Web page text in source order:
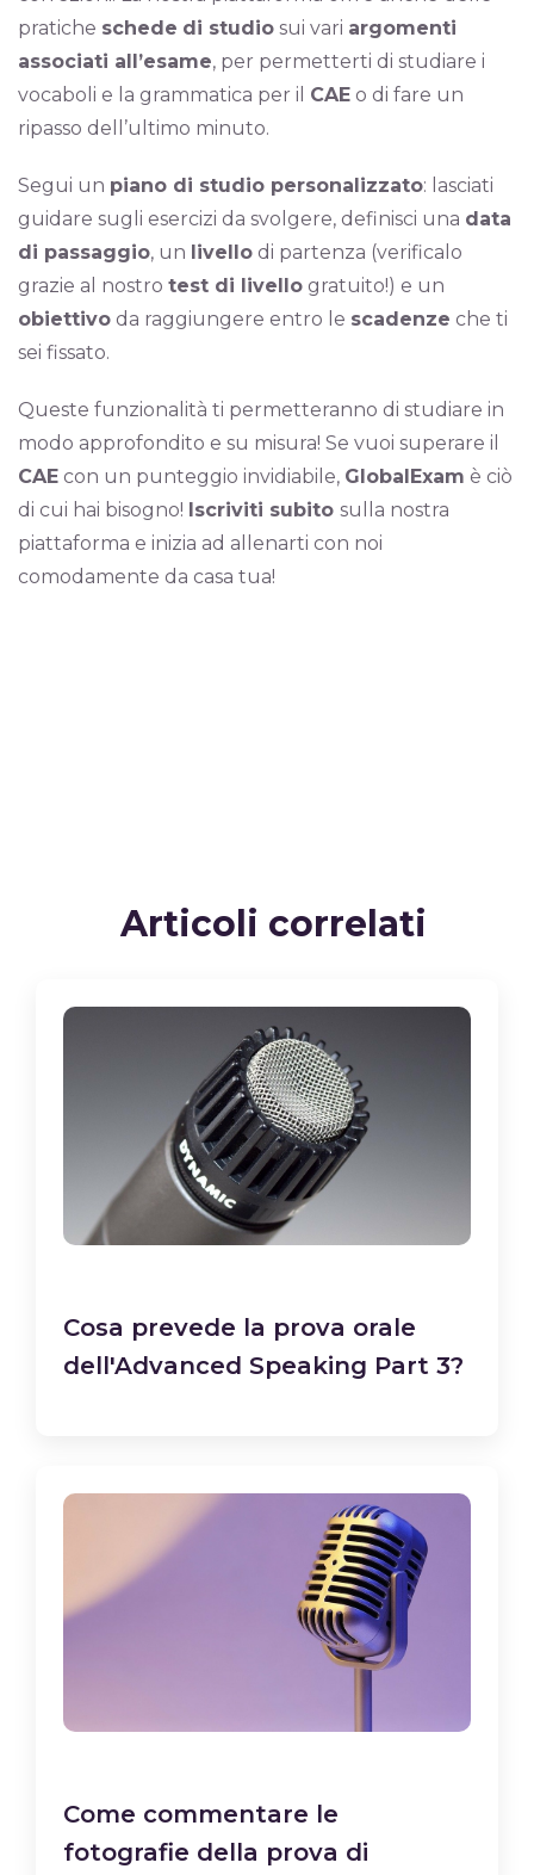
pratiche schede di studiosui vari argomenti
associati all’esame, per permetterti di studiare i
vocaboli e la grammatica per il CAEo di fare un
ripasso dell’ultimo minuto.
Segui un piano di studio personalizzato: lasciati
guidare sugli esercizi da svolgere, definisci una data
di passaggio, un livellodi partenza (verificalo
grazie al nostro test di livellogratuito!) e un
obiettivoda raggiungere entro le scadenze che ti
sei fissato.
Queste funzionalità ti permetteranno di studiare in
modo approfondito e su misura! Se vuoi superare il
CAEcon un punteggio invidiabile, GlobalExam è ciò
di cui hai bisogno! Iscriviti subito sulla nostra
piattaforma e inizia ad allenarti con noi
comodamente da casa tua!
Articoli correlati
Cosa prevede la prova orale
dell'Advanced Speaking Part 3?
Come commentare le
fotografie della prova di